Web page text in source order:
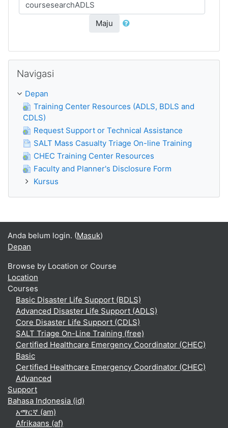
Maju
Navigasi
Depan
Training Center Resources (ADLS, BDLS and
CDLS)
Request Support or Technical Assistance
SALT Mass Casualty Triage On-line Training
CHEC Training Center Resources
Faculty and Planner's Disclosure Form
Kursus
Anda belum login. (Masuk)
Depan
Browse by Location or Course
Location
Courses
Basic Disaster Life Support (BDLS)
Advanced Disaster Life Support (ADLS)
Core Disaster Life Support (CDLS)
SALT Triage On-Line Training (free)
Certified Healthcare Emergency Coordinator (CHEC)
Basic
Certified Healthcare Emergency Coordinator (CHEC)
Advanced
Support
Bahasa Indonesia ‎(id)‎
አማርኛ ‎(am)‎
Afrikaans ‎(af)‎